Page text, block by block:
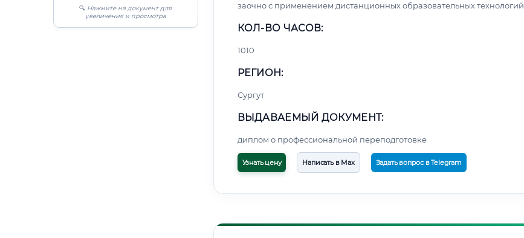
🔍 Нажмите на документ для
увеличения и просмотра
заочно с применением дистанционных образовательных технологий
КОЛ-ВО ЧАСОВ:
1010
РЕГИОН:
Сургут
ВЫДАВАЕМЫЙ ДОКУМЕНТ:
диплом о профессиональной переподготовке
Узнать цену Написать в Max Задать вопрос в Telegram